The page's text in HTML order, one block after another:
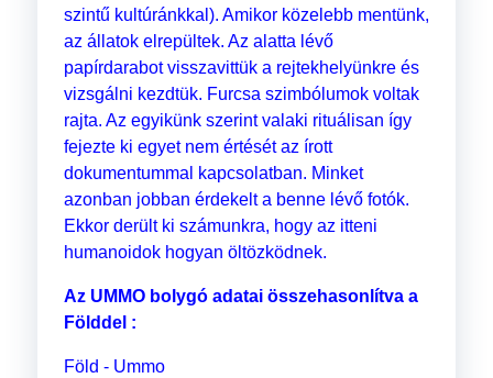
szintű kultúránkkal). Amikor közelebb mentünk,
az állatok elrepültek. Az alatta lévő
papírdarabot visszavittük a rejtekhelyünkre és
vizsgálni kezdtük. Furcsa szimbólumok voltak
rajta. Az egyikünk szerint valaki rituálisan így
fejezte ki egyet nem értését az írott
dokumentummal kapcsolatban. Minket
azonban jobban érdekelt a benne lévő fotók.
Ekkor derült ki számunkra, hogy az itteni
humanoidok hogyan öltözködnek.
Az UMMO bolygó adatai összehasonlítva a
Földdel :
Föld - Ummo